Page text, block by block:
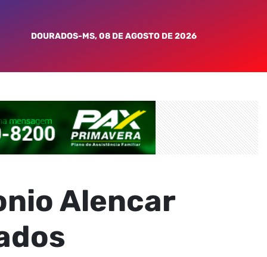
DOURADOS-MS, 08 DE AGOSTO DE 2026
Alencar